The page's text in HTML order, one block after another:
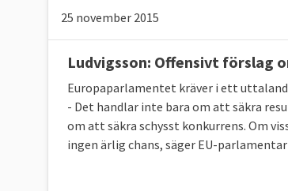
25 november 2015
Ludvigsson: Offensivt förslag
Europaparlamentet kräver i ett
- Det handlar inte bara om att säkra
om att säkra schysst konkurrens. Om
ingen ärlig chans, säger EU-